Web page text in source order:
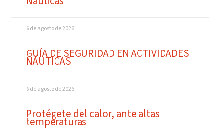
6 de agosto de 2026
GUÍA DE SEGURIDAD EN ACTIVIDADES
NÁUTICAS
6 de agosto de 2026
Protégete del calor, ante altas
temperaturas